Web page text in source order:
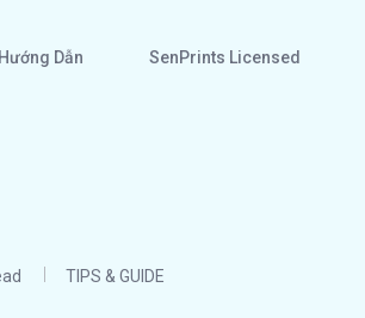
Hướng Dẫn SenPrints Licensed
TIPS & GUIDE